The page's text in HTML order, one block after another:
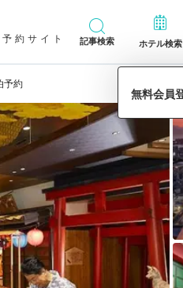
約サイト
記事検索 ホテル検索
予約